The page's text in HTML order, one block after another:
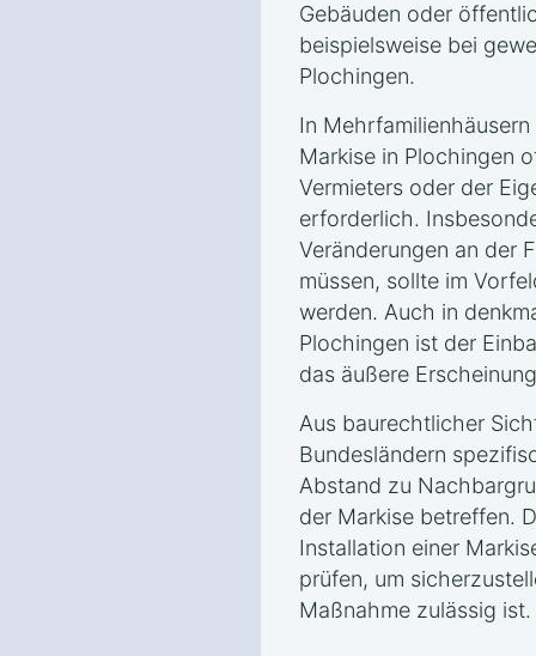
Gebäuden oder
beispielsweise bei
Plochingen.
In
Markise in Plochingen
Vermieters oder der
erforderlich.
Veränderungen an der
müssen, sollte im
werden. Auch in
Plochingen ist der
das äußere
Aus baurechtlicher
Bundesländern
Abstand zu
der Markise betreffen.
Installation einer
prüfen, um
Maßnahme zulässig ist.